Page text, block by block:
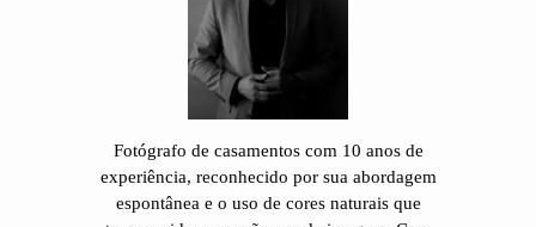
Fotógrafo de casamentos com 10 anos de
experiência, reconhecido por sua abordagem
espontânea e o uso de cores naturais que